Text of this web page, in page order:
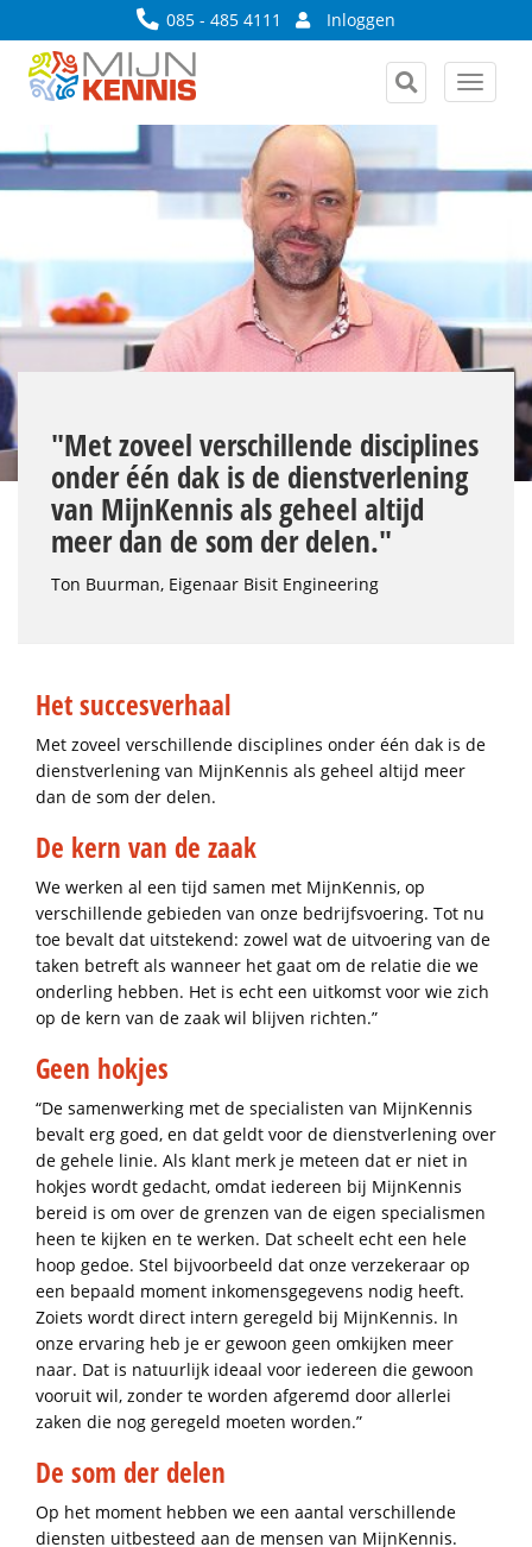
085 - 485 4111 Inloggen
Toggle
"Met zoveel verschillende disciplines
onder één dak is de dienstverlening
van MijnKennis als geheel altijd
meer dan de som der delen."
Ton Buurman, Eigenaar Bisit Engineering
Het succesverhaal
Met zoveel verschillende disciplines onder één dak is de
dienstverlening van MijnKennis als geheel altijd meer
dan de som der delen.
De kern van de zaak
We werken al een tijd samen met MijnKennis, op
verschillende gebieden van onze bedrijfsvoering. Tot nu
toe bevalt dat uitstekend: zowel wat de uitvoering van de
taken betreft als wanneer het gaat om de relatie die we
onderling hebben. Het is echt een uitkomst voor wie zich
op de kern van de zaak wil blijven richten.”
Geen hokjes
“De samenwerking met de specialisten van MijnKennis
bevalt erg goed, en dat geldt voor de dienstverlening over
de gehele linie. Als klant merk je meteen dat er niet in
hokjes wordt gedacht, omdat iedereen bij MijnKennis
bereid is om over de grenzen van de eigen specialismen
heen te kijken en te werken. Dat scheelt echt een hele
hoop gedoe. Stel bijvoorbeeld dat onze verzekeraar op
een bepaald moment inkomensgegevens nodig heeft.
Zoiets wordt direct intern geregeld bij MijnKennis. In
onze ervaring heb je er gewoon geen omkijken meer
naar. Dat is natuurlijk ideaal voor iedereen die gewoon
vooruit wil, zonder te worden afgeremd door allerlei
zaken die nog geregeld moeten worden.”
De som der delen
Op het moment hebben we een aantal verschillende
diensten uitbesteed aan de mensen van MijnKennis.